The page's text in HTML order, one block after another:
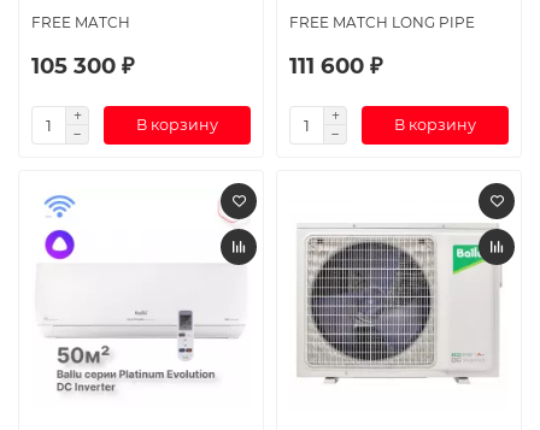
FREE MATCH
105 300 ₽
В корзину
FREE MATCH LONG PIPE
111 600 ₽
В корзину